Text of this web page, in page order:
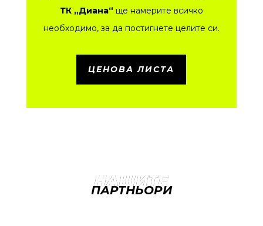
ТК „Диана“ ще намерите всичко
необходимо, за да постигнете целите си.
ЦЕНОВА ЛИСТА
НАШИТЕ
ПАРТНЬОРИ